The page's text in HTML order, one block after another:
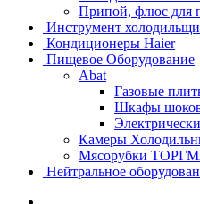
Припой, флюс для
Инструмент
Кондиционеры Haier
Пищевое Оборудование
Abat
Газовые
Шкафы
Камеры
Мясорубки
Нейтральное